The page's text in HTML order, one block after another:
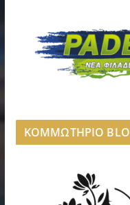
ΚΟΜΜΩΤΗΡΙΟ